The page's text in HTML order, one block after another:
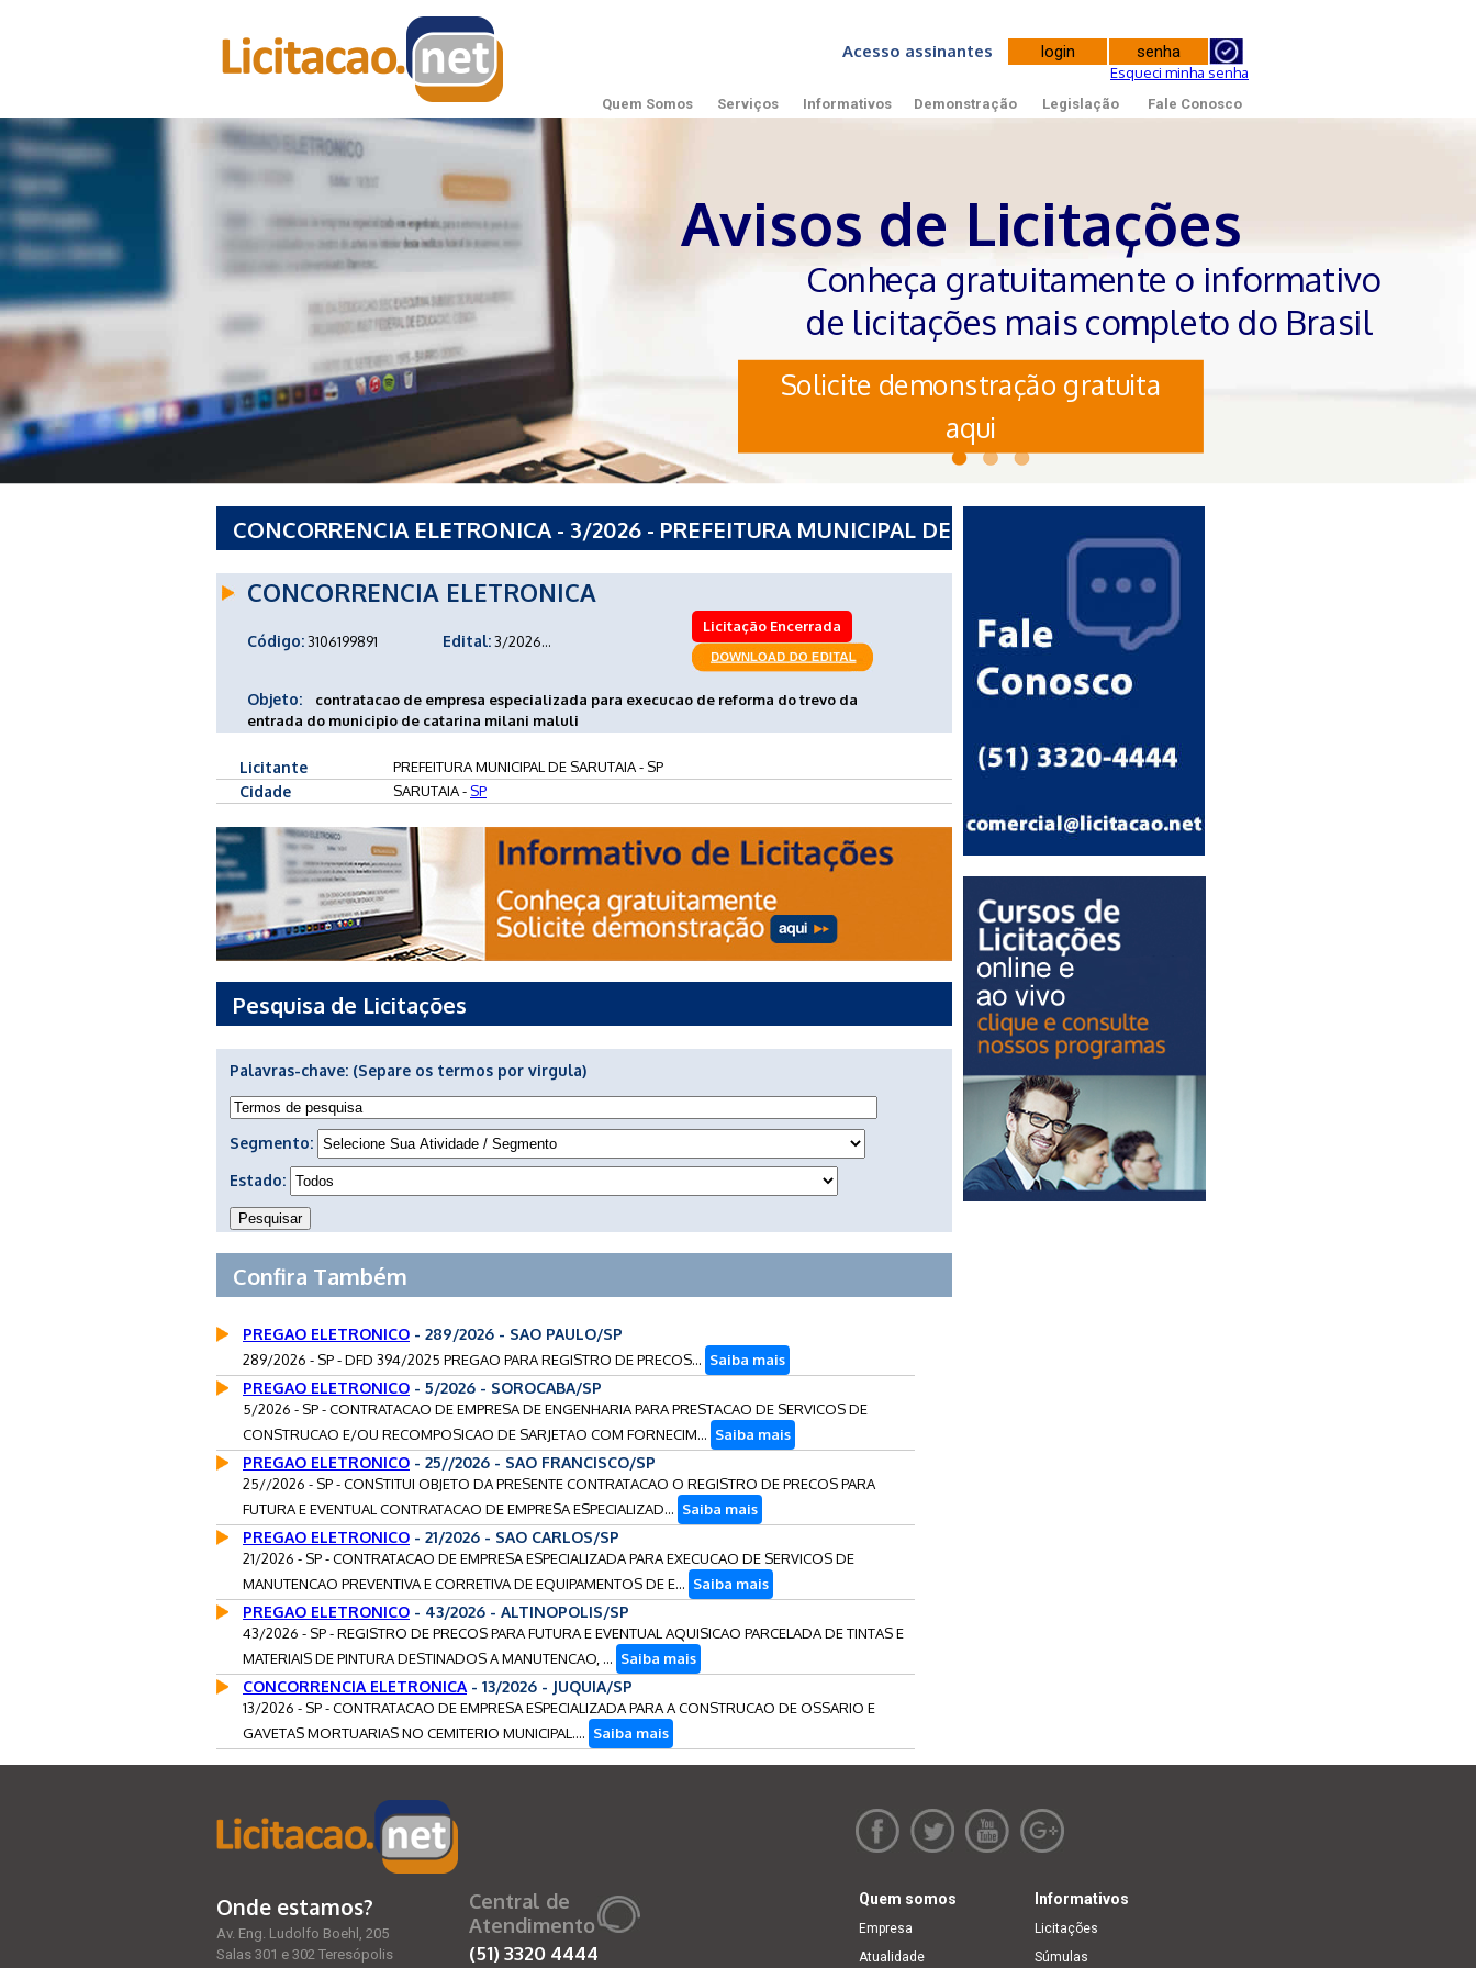
Acesso assinantes
Esqueci minha senha
Quem Somos Serviços Informativos Demonstração Legislação Fale Conosco
Avisos de Licitações
Conheça gratuitamente o informativo
de licitações mais completo do Brasil
Solicite demonstração gratuita
aqui
CONCORRENCIA ELETRONICA - 3/2026 - PREFEITURA MUNICIPAL DE
CONCORRENCIA ELETRONICA
Código:3106199891 Edital:3/2026...
Licitação Encerrada
Objeto:
contratacao de empresa especializada para execucao de reforma do trevo da
entrada do municipio de catarina milani maluli
Licitante PREFEITURA MUNICIPAL DE SARUTAIA - SP
Cidade SARUTAIA - SP
Pesquisa de Licitações
Palavras-chave: (Separe os termos por virgula)
Segmento:
Estado:
Confira Também
PREGAO ELETRONICO - 289/2026 - SAO PAULO/SP
289/2026 - SP - DFD 394/2025 PREGAO PARA REGISTRO DE PRECOS... Saiba mais
PREGAO ELETRONICO - 5/2026 - SOROCABA/SP
5/2026 - SP - CONTRATACAO DE EMPRESA DE ENGENHARIA PARA PRESTACAO DE SERVICOS DE
CONSTRUCAO E/OU RECOMPOSICAO DE SARJETAO COM FORNECIM... Saiba mais
PREGAO ELETRONICO - 25//2026 - SAO FRANCISCO/SP
25//2026 - SP - CONSTITUI OBJETO DA PRESENTE CONTRATACAO O REGISTRO DE PRECOS PARA
FUTURA E EVENTUAL CONTRATACAO DE EMPRESA ESPECIALIZAD... Saiba mais
PREGAO ELETRONICO - 21/2026 - SAO CARLOS/SP
21/2026 - SP - CONTRATACAO DE EMPRESA ESPECIALIZADA PARA EXECUCAO DE SERVICOS DE
MANUTENCAO PREVENTIVA E CORRETIVA DE EQUIPAMENTOS DE E... Saiba mais
PREGAO ELETRONICO - 43/2026 - ALTINOPOLIS/SP
43/2026 - SP - REGISTRO DE PRECOS PARA FUTURA E EVENTUAL AQUISICAO PARCELADA DE TINTAS E
MATERIAIS DE PINTURA DESTINADOS A MANUTENCAO, ... Saiba mais
CONCORRENCIA ELETRONICA - 13/2026 - JUQUIA/SP
13/2026 - SP - CONTRATACAO DE EMPRESA ESPECIALIZADA PARA A CONSTRUCAO DE OSSARIO E
GAVETAS MORTUARIAS NO CEMITERIO MUNICIPAL.... Saiba mais
Onde estamos?
Av. Eng. Ludolfo Boehl, 205
Salas 301 e 302 Teresópolis
Central de
Atendimento
(51)3320 4444
Quem somos
Empresa
Atualidade
Informativos
Licitações
Súmulas